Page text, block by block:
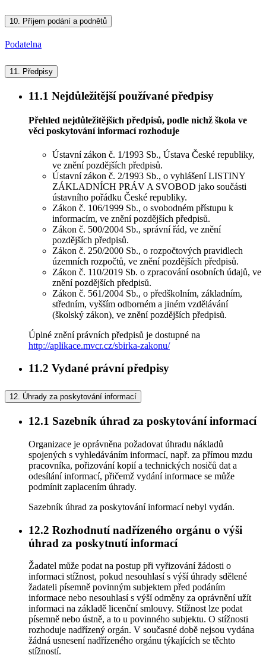
10. Příjem podání a podnětů
Podatelna
11. Předpisy
11.1 Nejdůležitější používané předpisy
Přehled nejdůležitějších předpisů, podle nichž škola ve
věci poskytování informací rozhoduje
Ústavní zákon č. 1/1993 Sb., Ústava České republiky,
ve znění pozdějších předpisů.
Ústavní zákon č. 2/1993 Sb., o vyhlášení LISTINY
ZÁKLADNÍCH PRÁV A SVOBOD jako součásti
ústavního pořádku České republiky.
Zákon č. 106/1999 Sb., o svobodném přístupu k
informacím, ve znění pozdějších předpisů.
Zákon č. 500/2004 Sb., správní řád, ve znění
pozdějších předpisů.
Zákon č. 250/2000 Sb., o rozpočtových pravidlech
územních rozpočtů, ve znění pozdějších předpisů.
Zákon č. 110/2019 Sb. o zpracování osobních údajů, ve
znění pozdějších předpisů.
Zákon č. 561/2004 Sb., o předškolním, základním,
středním, vyšším odborném a jiném vzdělávání
(školský zákon), ve znění pozdějších předpisů.
Úplné znění právních předpisů je dostupné na
http://aplikace.mvcr.cz/sbirka-zakonu/
11.2 Vydané právní předpisy
12. Úhrady za poskytování informací
12.1 Sazebník úhrad za poskytování informací
Organizace je oprávněna požadovat úhradu nákladů
spojených s vyhledáváním informací, např. za přímou mzdu
pracovníka, pořizování kopií a technických nosičů dat a
odesílání informací, přičemž vydání informace se může
podmínit zaplacením úhrady.
Sazebník úhrad za poskytování informací nebyl vydán.
12.2 Rozhodnutí nadřízeného orgánu o výši
úhrad za poskytnutí informací
Žadatel může podat na postup při vyřizování žádosti o
informaci stížnost, pokud nesouhlasí s výší úhrady sdělené
žadateli písemně povinným subjektem před podáním
informace nebo nesouhlasí s výší odměny za oprávnění užít
informaci na základě licenční smlouvy. Stížnost lze podat
písemně nebo ústně, a to u povinného subjektu. O stížnosti
rozhoduje nadřízený orgán. V současné době nejsou vydána
žádná usnesení nadřízeného orgánu týkajících se těchto
stížností.